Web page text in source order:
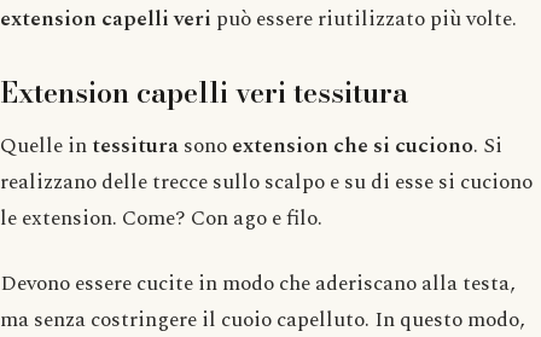
extension capelli veri può essere riutilizzato più volte.
Extension capelli veri tessitura
Quelle intessiturasonoextension che si cuciono. Si
realizzano delle trecce sullo scalpo e su di esse si cuciono
le extension. Come? Con ago e filo.
Devono essere cucite in modo che aderiscano alla testa,
ma senza costringere il cuoio capelluto. In questo modo,